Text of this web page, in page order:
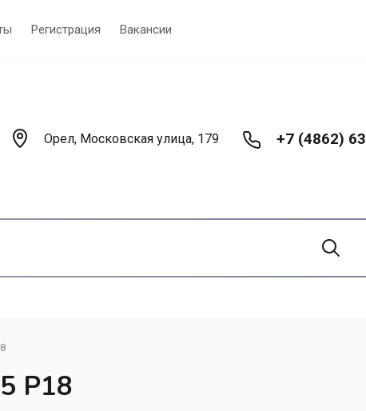
Регистрация Вакансии
Орел, Московская улица, 179 +7 (4862)
Фрезы с механическим креплением
Р18